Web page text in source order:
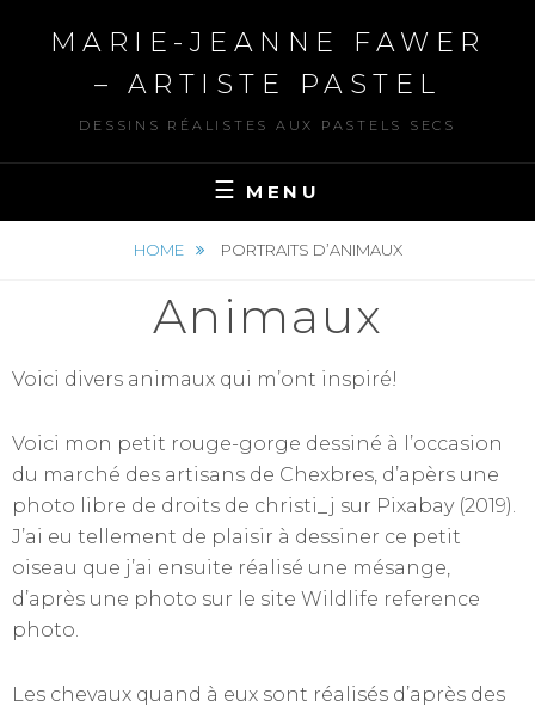
MARIE-JEANNE FAWER
– ARTISTE PASTEL
DESSINS RÉALISTES AUX PASTELS SECS
MENU
HOME PORTRAITS D’ANIMAUX
Animaux
Voici divers animaux qui m’ont inspiré!
Voici mon petit rouge-gorge dessiné à l’occasion
du marché des artisans de Chexbres, d’apèrs une
photo libre de droits de christi_j sur Pixabay (2019).
J’ai eu tellement de plaisir à dessiner ce petit
oiseau que j’ai ensuite réalisé une mésange,
d’après une photo sur le site Wildlife reference
photo.
Les chevaux quand à eux sont réalisés d’après des